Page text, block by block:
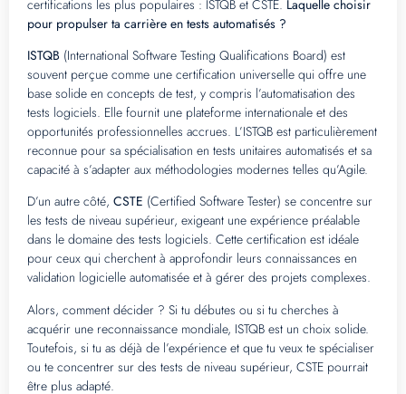
certifications les plus populaires : ISTQB et CSTE. Laquelle choisir
pour propulser ta carrière en tests automatisés ?
ISTQB (International Software Testing Qualifications Board) est
souvent perçue comme une certification universelle qui offre une
base solide en concepts de test, y compris l’automatisation des
tests logiciels. Elle fournit une plateforme internationale et des
opportunités professionnelles accrues. L’ISTQB est particulièrement
reconnue pour sa spécialisation en tests unitaires automatisés et sa
capacité à s’adapter aux méthodologies modernes telles qu’Agile.
D’un autre côté, CSTE (Certified Software Tester) se concentre sur
les tests de niveau supérieur, exigeant une expérience préalable
dans le domaine des tests logiciels. Cette certification est idéale
pour ceux qui cherchent à approfondir leurs connaissances en
validation logicielle automatisée et à gérer des projets complexes.
Alors, comment décider ? Si tu débutes ou si tu cherches à
acquérir une reconnaissance mondiale, ISTQB est un choix solide.
Toutefois, si tu as déjà de l’expérience et que tu veux te spécialiser
ou te concentrer sur des tests de niveau supérieur, CSTE pourrait
être plus adapté.